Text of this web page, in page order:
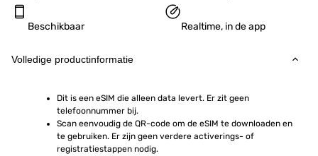
Beschikbaar Realtime, in de app
Volledige productinformatie
Dit is een eSIM die alleen data levert. Er zit geen
telefoonnummer bij.
Scan eenvoudig de QR-code om de eSIM te downloaden en
te gebruiken. Er zijn geen verdere activerings- of
registratiestappen nodig.